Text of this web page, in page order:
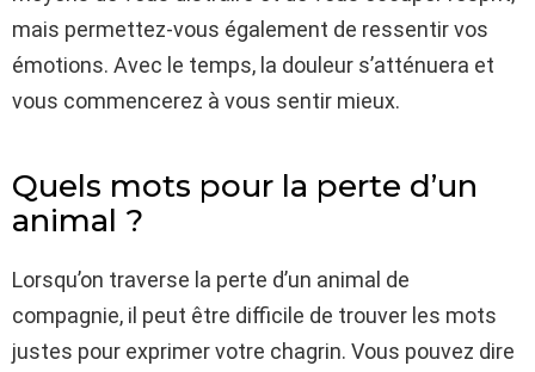
mais permettez-vous également de ressentir vos
émotions. Avec le temps, la douleur s’atténuera et
vous commencerez à vous sentir mieux.
Quels mots pour la perte d’un
animal ?
Lorsqu’on traverse la perte d’un animal de
compagnie, il peut être difficile de trouver les mots
justes pour exprimer votre chagrin. Vous pouvez dire